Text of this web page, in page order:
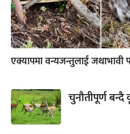
एक्यापमा वन्यजन्तुलाई जथाभावी
चुनौतीपूर्ण